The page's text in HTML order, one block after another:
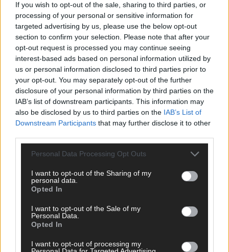
If you wish to opt-out of the sale, sharing to third parties, or
processing of your personal or sensitive information for
targeted advertising by us, please use the below opt-out
section to confirm your selection. Please note that after your
opt-out request is processed you may continue seeing
interest-based ads based on personal information utilized by
us or personal information disclosed to third parties prior to
your opt-out. You may separately opt-out of the further
disclosure of your personal information by third parties on the
IAB’s list of downstream participants. This information may
also be disclosed by us to third parties on the IAB’s List of
Downstream Participants that may further disclose it to other
Personal Data Processing Opt Outs
I want to opt-out of the Sharing of my
personal data.
Opted In
I want to opt-out of the Sale of my
Personal Data.
Opted In
I want to opt-out of processing my
DIREKT ZUM THEMA
Politik & Co
Money Matters
Brainpower